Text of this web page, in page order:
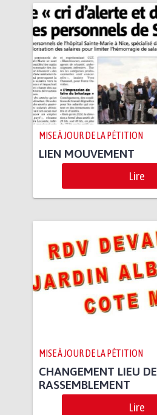
MISE À JOUR DE LA PÉTITION
LIEN MOUVEMENT
Lire
MISE À JOUR DE LA PÉTITION
CHANGEMENT LIEU DE
RASSEMBLEMENT
Lire